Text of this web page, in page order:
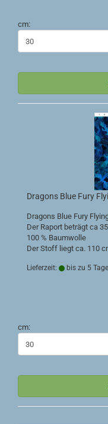
cm:
Dragons Blue Fury
Dragons Blue Fury
Der Raport beträgt ca
100 % Baumwolle
Der Stoff liegt ca. 110
Lieferzeit: bis zu 5 Tage
cm: